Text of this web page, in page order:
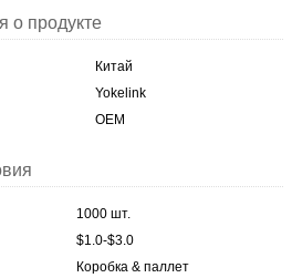
о продукте
Китай
Yokelink
OEM
1000 шт.
$1.0-$3.0
Коробка & паллет